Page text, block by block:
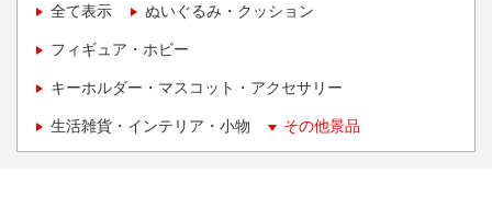
全て表示 ぬいぐるみ・クッション
フィギュア・ホビー
キーホルダー・マスコット・アクセサリー
生活雑貨・インテリア・小物 その他景品